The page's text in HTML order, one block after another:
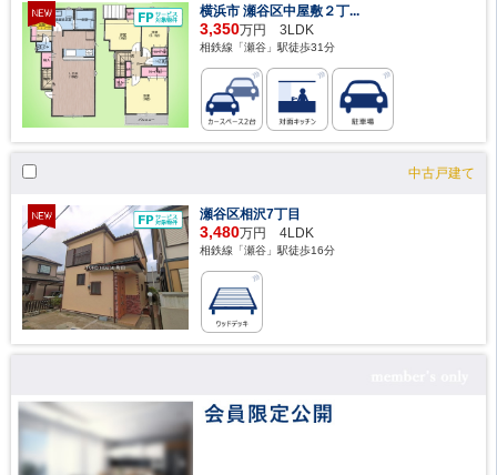
横浜市 瀬谷区中屋敷２丁...
3,350万円 3LDK
相鉄線「瀬谷」駅徒歩31分
中古戸建て
瀬谷区相沢7丁目
3,480万円 4LDK
相鉄線「瀬谷」駅徒歩16分